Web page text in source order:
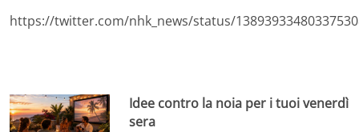
https://twitter.com/nhk_news/status/
Idee contro la noia per i tuoi venerdì
sera